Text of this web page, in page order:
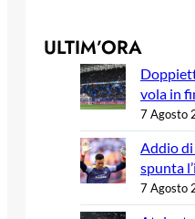
ULTIM’ORA
vola in
7 Agosto
Addio
spunta
7 Agosto